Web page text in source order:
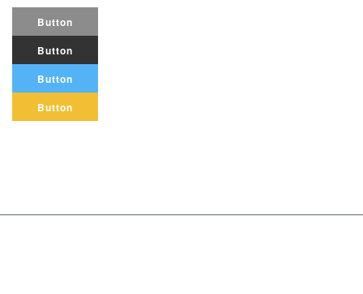
Button
Button
Button
Button